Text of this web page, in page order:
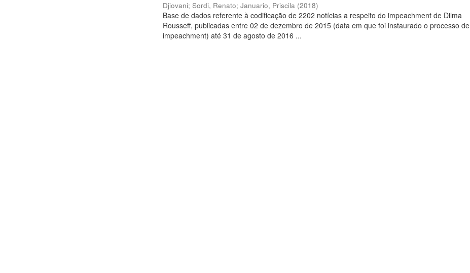
Djiovani;Sordi, Renato;Januario, Priscila (2018)
Base de dados referente à codificação de 2202 notícias a respeito do impeachment de Dilma
Rousseff, publicadas entre 02 de dezembro de 2015 (data em que foi instaurado o processo de
impeachment) até 31 de agosto de 2016 ...